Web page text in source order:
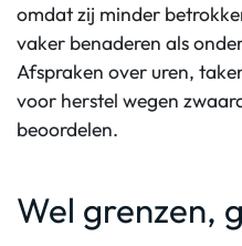
omdat zij minder
vaker benaderen als
Afspraken over uren,
voor herstel wegen
beoordelen.
Wel grenzen,